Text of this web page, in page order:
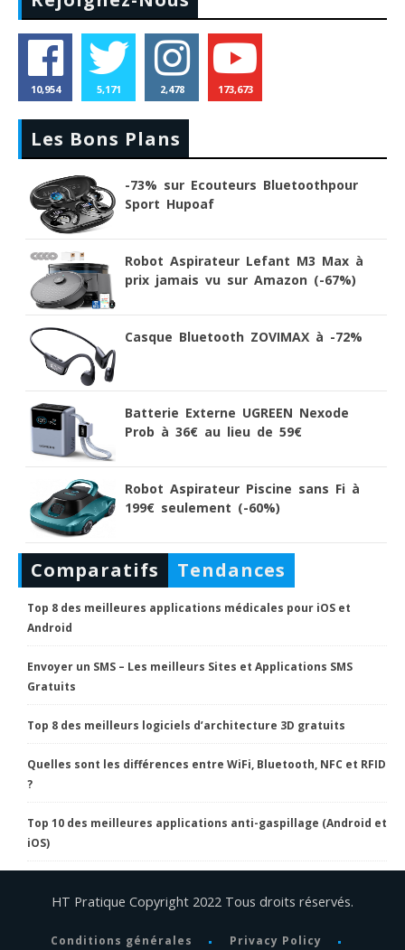
10,954 5,171 2,478 173,673
Les Bons Plans
-73% sur Ecouteurs Bluetoothpour
Sport Hupoaf
Robot Aspirateur Lefant M3 Max à
prix jamais vu sur Amazon (-67%)
Casque Bluetooth ZOVIMAX à -72%
Batterie Externe UGREEN Nexode
Prob à 36€ au lieu de 59€
Robot Aspirateur Piscine sans Fi à
199€ seulement (-60%)
Comparatifs Tendances
Top 8 des meilleures applications médicales pour iOS et
Android
Envoyer un SMS – Les meilleurs Sites et Applications SMS
Gratuits
Top 8 des meilleurs logiciels d’architecture 3D gratuits
Quelles sont les différences entre WiFi, Bluetooth, NFC et RFID
?
Top 10 des meilleures applications anti-gaspillage (Android et
iOS)
HT Pratique Copyright 2022 Tous droits réservés.
Conditions générales Privacy Policy